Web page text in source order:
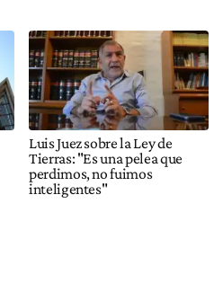
Luis Juez sobre la Ley de
Tierras: "Es una pelea que
perdimos, no fuimos
inteligentes"